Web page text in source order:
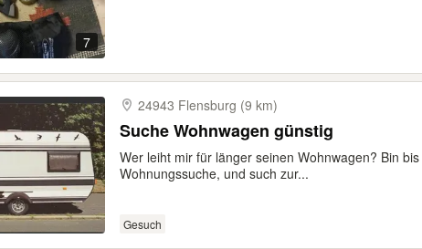
7
24943 Flensburg (9 km)
Suche Wohnwagen günstig
Wer leiht mir für länger seinen Wohnwagen? Bin
Wohnungssuche, und such zur...
Gesuch